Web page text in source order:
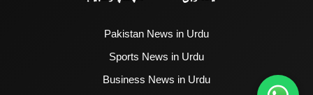
Pakistan News in Urdu
Sports News in Urdu
Business News in Urdu